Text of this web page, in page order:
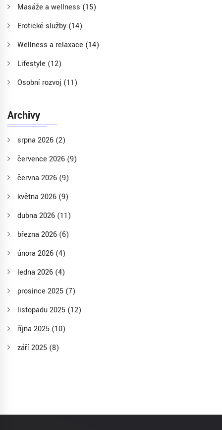
Masáže a wellness (15)
Erotické služby (14)
Wellness a relaxace (14)
Lifestyle (12)
Osobní rozvoj (11)
Archivy
srpna 2026 (2)
července 2026 (9)
června 2026 (9)
května 2026 (9)
dubna 2026 (11)
března 2026 (6)
února 2026 (4)
ledna 2026 (4)
prosince 2025 (7)
listopadu 2025 (12)
října 2025 (10)
září 2025 (8)